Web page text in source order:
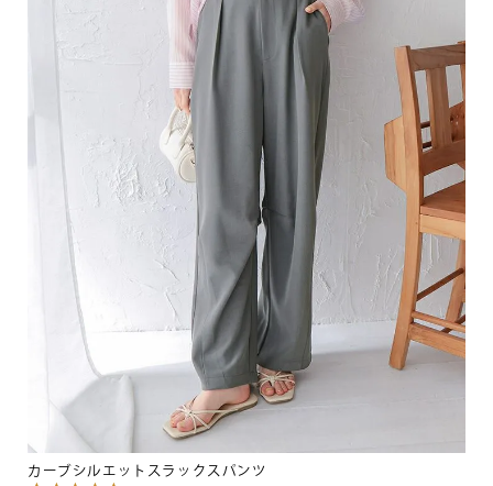
カーブシルエットスラックスパンツ